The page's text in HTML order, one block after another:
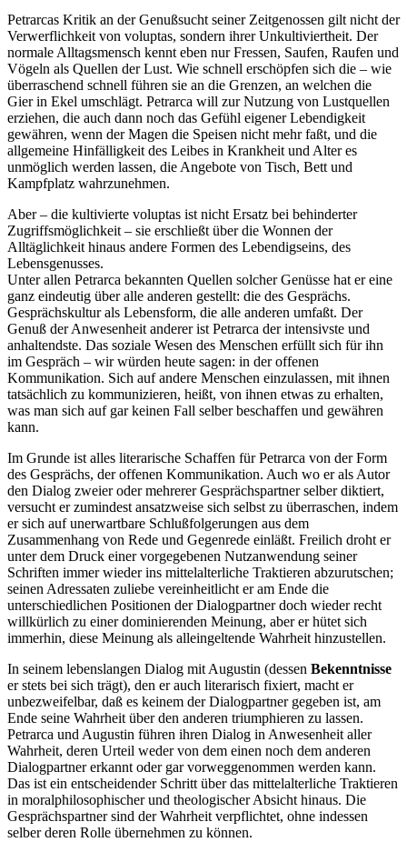
Petrarcas Kritik an der Genußsucht seiner Zeitgenossen gilt nicht der
Verwerflichkeit von voluptas, sondern ihrer Unkultiviertheit. Der
normale Alltagsmensch kennt eben nur Fressen, Saufen, Raufen und
Vögeln als Quellen der Lust. Wie schnell erschöpfen sich die – wie
überraschend schnell führen sie an die Grenzen, an welchen die
Gier in Ekel umschlägt. Petrarca will zur Nutzung von Lustquellen
erziehen, die auch dann noch das Gefühl eigener Lebendigkeit
gewähren, wenn der Magen die Speisen nicht mehr faßt, und die
allgemeine Hinfälligkeit des Leibes in Krankheit und Alter es
unmöglich werden lassen, die Angebote von Tisch, Bett und
Kampfplatz wahrzunehmen.
Aber – die kultivierte voluptas ist nicht Ersatz bei behinderter
Zugriffsmöglichkeit – sie erschließt über die Wonnen der
Alltäglichkeit hinaus andere Formen des Lebendigseins, des
Lebensgenusses.
Unter allen Petrarca bekannten Quellen solcher Genüsse hat er eine
ganz eindeutig über alle anderen gestellt: die des Gesprächs.
Gesprächskultur als Lebensform, die alle anderen umfaßt. Der
Genuß der Anwesenheit anderer ist Petrarca der intensivste und
anhaltendste. Das soziale Wesen des Menschen erfüllt sich für ihn
im Gespräch – wir würden heute sagen: in der offenen
Kommunikation. Sich auf andere Menschen einzulassen, mit ihnen
tatsächlich zu kommunizieren, heißt, von ihnen etwas zu erhalten,
was man sich auf gar keinen Fall selber beschaffen und gewähren
kann.
Im Grunde ist alles literarische Schaffen für Petrarca von der Form
des Gesprächs, der offenen Kommunikation. Auch wo er als Autor
den Dialog zweier oder mehrerer Gesprächspartner selber diktiert,
versucht er zumindest ansatzweise sich selbst zu überraschen, indem
er sich auf unerwartbare Schlußfolgerungen aus dem
Zusammenhang von Rede und Gegenrede einläßt. Freilich droht er
unter dem Druck einer vorgegebenen Nutzanwendung seiner
Schriften immer wieder ins mittelalterliche Traktieren abzurutschen;
seinen Adressaten zuliebe vereinheitlicht er am Ende die
unterschiedlichen Positionen der Dialogpartner doch wieder recht
willkürlich zu einer dominierenden Meinung, aber er hütet sich
immerhin, diese Meinung als alleingeltende Wahrheit hinzustellen.
In seinem lebenslangen Dialog mit Augustin (dessen Bekenntnisse
er stets bei sich trägt), den er auch literarisch fixiert, macht er
unbezweifelbar, daß es keinem der Dialogpartner gegeben ist, am
Ende seine Wahrheit über den anderen triumphieren zu lassen.
Petrarca und Augustin führen ihren Dialog in Anwesenheit aller
Wahrheit, deren Urteil weder von dem einen noch dem anderen
Dialogpartner erkannt oder gar vorweggenommen werden kann.
Das ist ein entscheidender Schritt über das mittelalterliche Traktieren
in moralphilosophischer und theologischer Absicht hinaus. Die
Gesprächspartner sind der Wahrheit verpflichtet, ohne indessen
selber deren Rolle übernehmen zu können.